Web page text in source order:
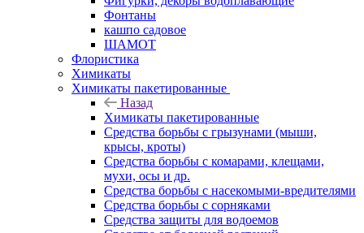
Фонтаны
кашпо садовое
ШАМОТ
Флористика
Химикаты
Химикаты пакетированные
Назад
Химикаты пакетированные
Средства борьбы с грызунами (мыши,
крысы, кроты)
Средства борьбы с комарами, клещами,
мухи, осы и др.
Средства борьбы с насекомыми-вредителями
Средства борьбы с сорняками
Средства защиты для водоемов